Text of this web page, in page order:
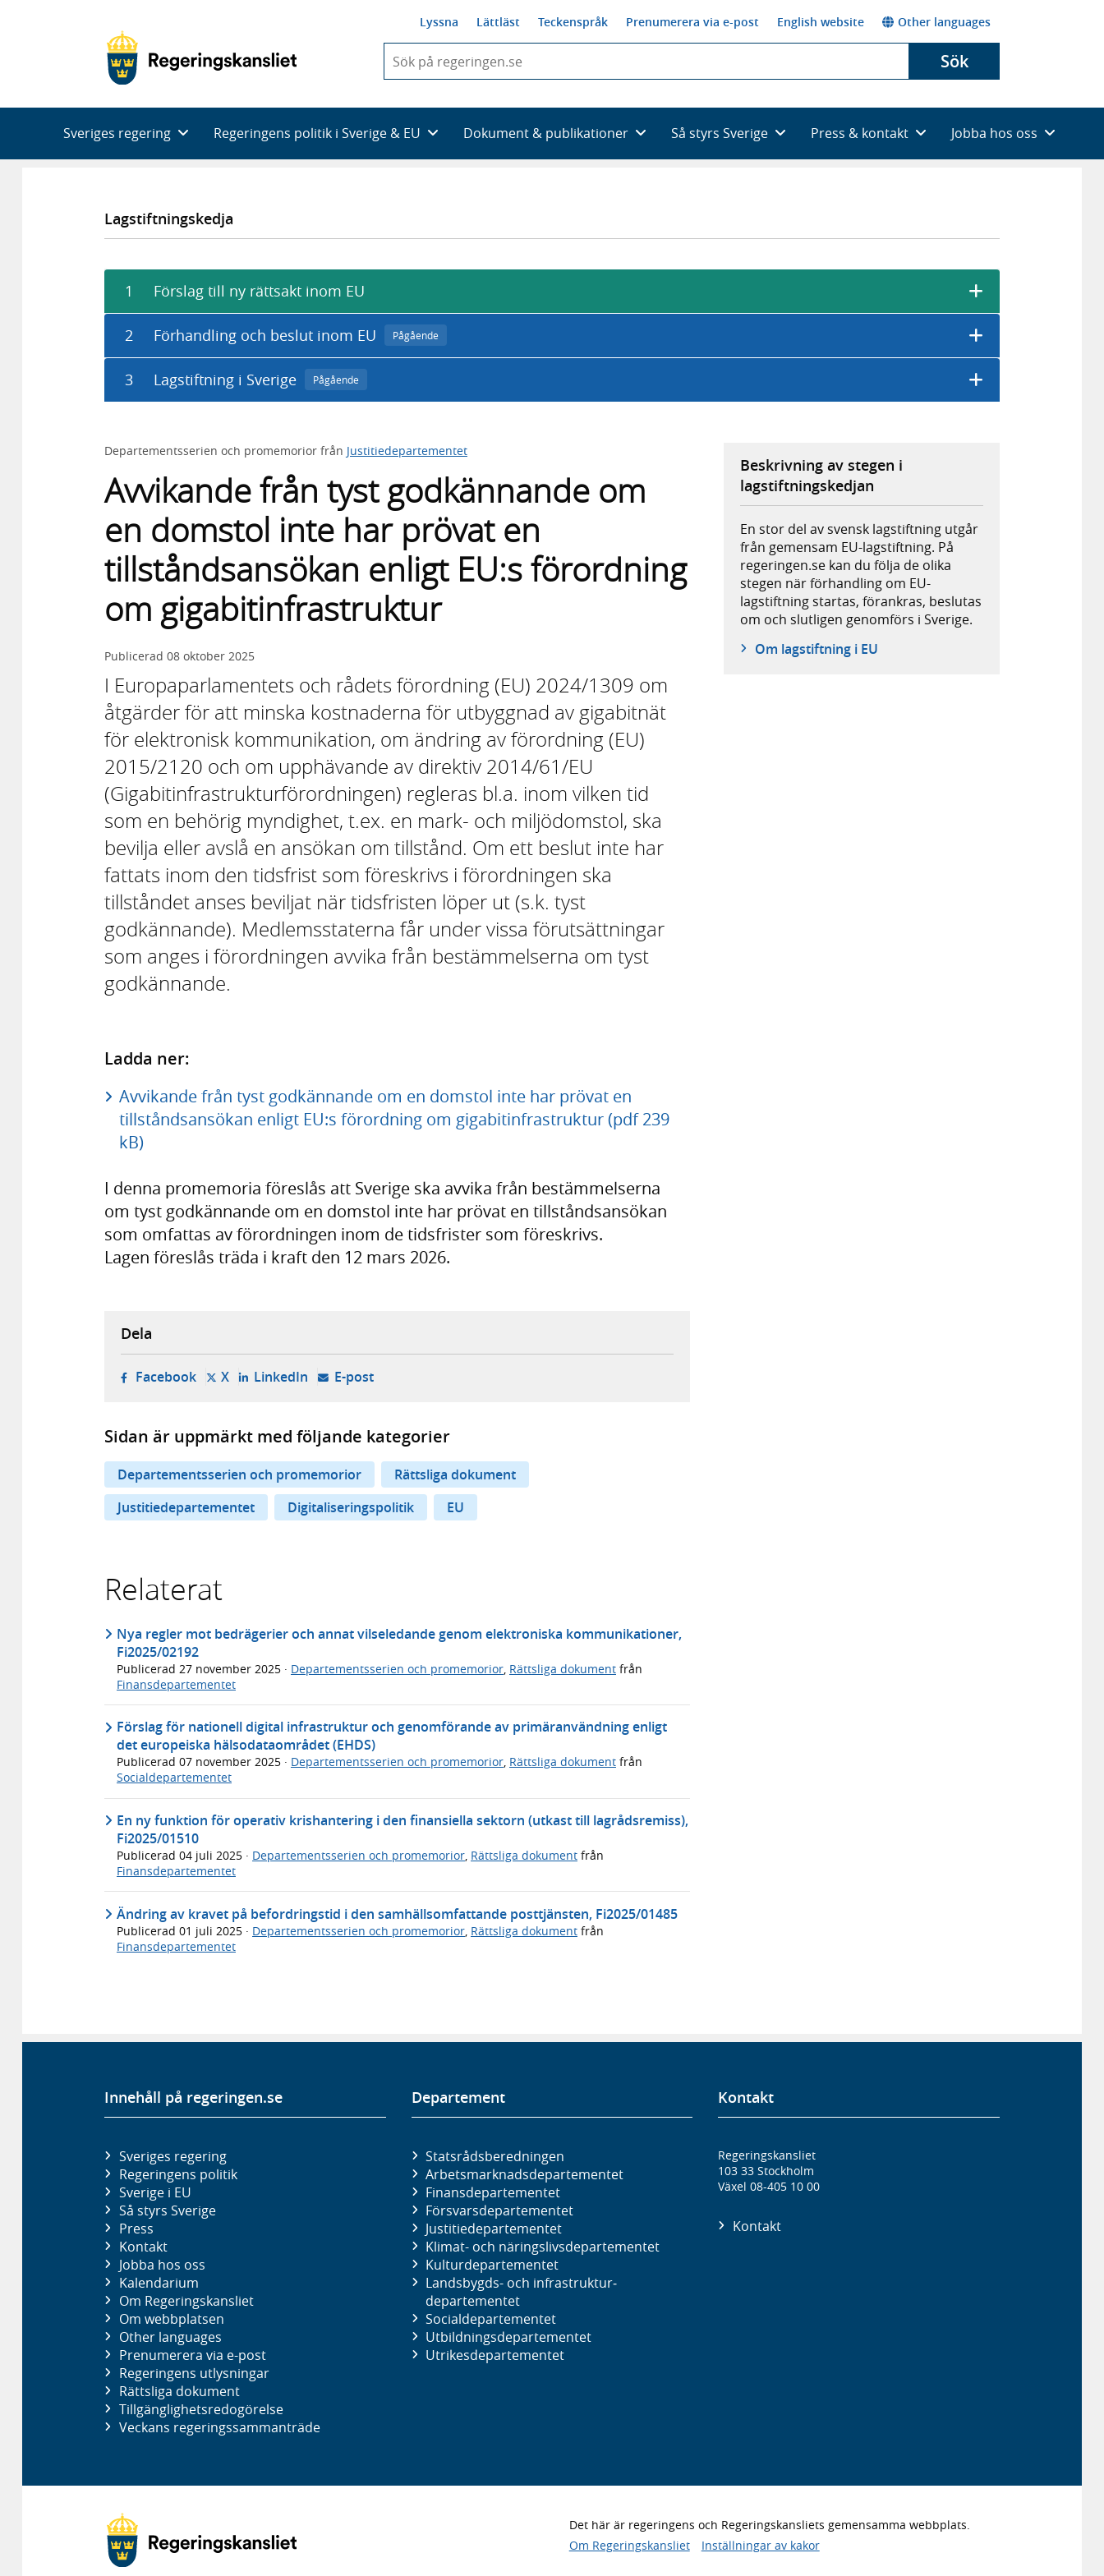
Lyssna Lättläst Teckenspråk Prenumerera via e-post English website Other languages
du
skriva
framträder
en
Sök
Sveriges regering Regeringens politik i Sverige & EU Dokument & publikationer Så styrs Sverige Press & kontakt Jobba hos oss
Lagstiftningskedja
1 Förslag till ny rättsakt inom EU
2 Förhandling och beslut inom EU Pågående
3 Lagstiftning i Sverige Pågående
Departementsserien och promemorior från Justitiedepartementet
Avvikande från tyst godkännande om
en domstol inte har prövat en
tillståndsansökan enligt EU:s förordning
om gigabitinfrastruktur
Publicerad 08 oktober 2025
I Europaparlamentets och rådets förordning (EU) 2024/1309 om
åtgärder för att minska kostnaderna för utbyggnad av gigabitnät
för elektronisk kommunikation, om ändring av förordning (EU)
2015/2120 och om upphävande av direktiv 2014/61/EU
(Gigabitinfrastrukturförordningen) regleras bl.a. inom vilken tid
som en behörig myndighet, t.ex. en mark- och miljödomstol, ska
bevilja eller avslå en ansökan om tillstånd. Om ett beslut inte har
fattats inom den tidsfrist som föreskrivs i förordningen ska
tillståndet anses beviljat när tidsfristen löper ut (s.k. tyst
godkännande). Medlemsstaterna får under vissa förutsättningar
som anges i förordningen avvika från bestämmelserna om tyst
godkännande.
Ladda ner:
Avvikande från tyst godkännande om en domstol inte har prövat en
tillståndsansökan enligt EU:s förordning om gigabitinfrastruktur (pdf 239
kB)
I denna promemoria föreslås att Sverige ska avvika från bestämmelserna
om tyst godkännande om en domstol inte har prövat en tillståndsansökan
som omfattas av förordningen inom de tidsfrister som föreskrivs.
Lagen föreslås träda i kraft den 12 mars 2026.
Beskrivning av stegen i
lagstiftningskedjan
En stor del av svensk lagstiftning utgår
från gemensam EU-lagstiftning. På
regeringen.se kan du följa de olika
stegen när förhandling om EU-
lagstiftning startas, förankras, beslutas
om och slutligen genomförs i Sverige.
Om lagstiftning i EU
Dela
Facebook- öppnas i ny flik, extern webbplats,
X- öppnas i ny flik, extern webbplats,
LinkedIn- öppnas i ny flik, extern webbplats,
E-post- öppnar din e-postklient,
Sidan är uppmärkt med följande kategorier
Departementsserien och promemorior
Rättsliga dokument
Justitiedepartementet
Digitaliseringspolitik EU
Relaterat
Nya regler mot bedrägerier och annat vilseledande genom elektroniska kommunikationer,
Fi2025/02192
Publicerad 27 november 2025 · Departementsserien och promemorior Rättsliga dokument från
Finansdepartementet
Förslag för nationell digital infrastruktur och genomförande av primäranvändning enligt
det europeiska hälsodataområdet (EHDS)
Publicerad 07 november 2025 · Departementsserien och promemorior, Rättsliga dokument från
Socialdepartementet
En ny funktion för operativ krishantering i den finansiella sektorn (utkast till lagrådsremiss),
Fi2025/01510
Publicerad 04 juli 2025 · Departementsserien och promemorior, Rättsliga dokument från
Finansdepartementet
Ändring av kravet på befordringstid i den samhällsomfattande posttjänsten, Fi2025/01485
Publicerad 01 juli 2025 · Departementsserien och promemorior Rättsliga dokument från
Finansdepartementet
Innehåll på regeringen.se
Sveriges regering
Regeringens politik
Sverige i EU
Så styrs Sverige
Press
Kontakt
Jobba hos oss
Kalendarium
Om Regeringskansliet
Om webbplatsen
Other languages
Prenumerera via e-post
Regeringens utlysningar
Rättsliga dokument
Tillgänglighetsredogörelse
Veckans regeringssammanträde
Departement
Statsrådsberedningen
Arbetsmarknads­departementet
Finans­departementet
Försvars­departementet
Justitie­departementet
Klimat- och näringslivs­departementet
Kultur­departementet
Landsbygds- och infrastruktur­
departementet
Social­departementet
Utbildnings­departementet
Utrikes­departementet
Kontakt
Regeringskansliet
103 33 Stockholm
Växel 08-405 10 00
Kontakt
Det här är regeringens och Regeringskansliets gemensamma webbplats.
Om Regeringskansliet
Inställningar av kakor